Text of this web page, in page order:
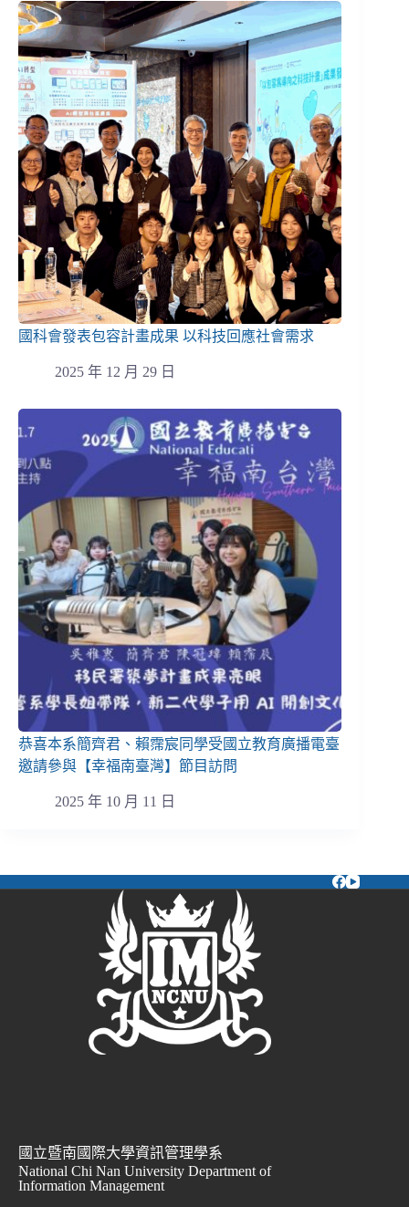
國科會發表包容計畫成果 以科技回應社會需求
2025 年 12 月 29 日
恭喜本系簡齊君、賴霈宸同學受國立教育廣播電臺
邀請參與【幸福南臺灣】節目訪問
2025 年 10 月 11 日
國立暨南國際大學資訊管理學系
National Chi Nan University Department of
Information Management